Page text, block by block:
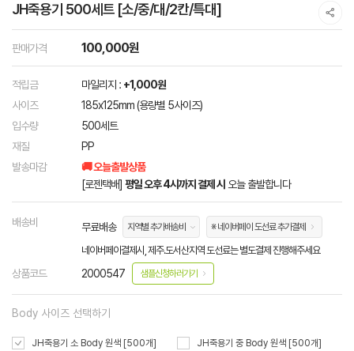
JH죽용기 500세트 [소/중/대/2칸/특대]
판매가격 100,000원
적립금 마일리지 : +1,000원
사이즈
185x125mm (용량별 5사이즈)
입수량
500세트
재질
PP
발송마감
🚚 오늘출발상품
[로젠택배] 평일 오후 4시까지 결제 시 오늘 출발합니다
배송비 무료배송 지역별 추가배송비 ※ 네이버페이 도선료 추가결제
네이버페이결제시, 제주.도서산지역 도선료는 별도결제 진행해주세요
상품코드 2000547 샘플신청하러가기
Body 사이즈 선택하기
JH죽용기 소 Body 원색 [500개] JH죽용기 중 Body 원색 [500개]